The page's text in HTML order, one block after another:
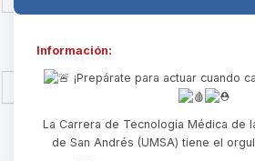
Información:
¡Prepárate para actuar cuando
La Carrera de Tecnología Médica de
de San Andrés (UMSA) tiene el